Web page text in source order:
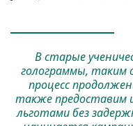
В старые
голограммы, таким
процесс
также предоставим
льготами без